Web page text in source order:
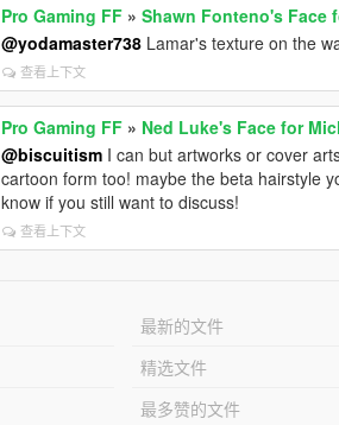
Pro Gaming FF »Shawn Fonteno's Face
@yodamaster738 Lamar's texture on the
查看上下文
Pro Gaming FF » Ned Luke's Face for
@biscuitism I can but artworks or cover
cartoon form too! maybe the beta hairstyle
know if you still want to discuss!
查看上下文
最新的文件
精选文件
最多赞的文件